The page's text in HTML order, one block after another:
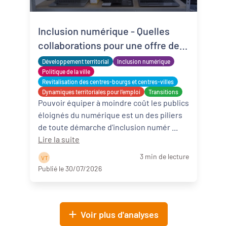
Développement territorial
Inclusion numérique
Politique de la ville
Revitalisation des centres-bourgs et centres-villes
Dynamiques territoriales pour l’emploi
Transitions
Inclusion numérique - Quelles
collaborations pour une offre de
matériels reconditionnés locale,
solidaire et adaptée ?
Pouvoir équiper à moindre coût les publics
éloignés du numérique est un des piliers
Lire la suite
V T
3 min de lecture
Publié le 30/07/2026
Voir plus d'analyses